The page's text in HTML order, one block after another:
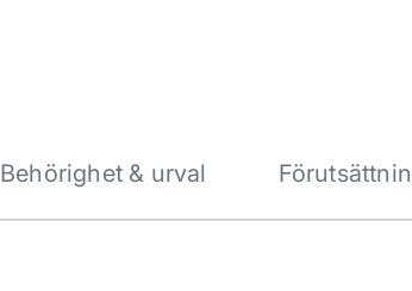
Behörighet & urval